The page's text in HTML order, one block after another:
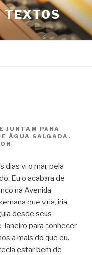
TEXTOS
JUNTAM PARA
ÁGUA SALGADA.
dias vi o mar, pela
Eu o acabara de
na Avenida
que viria, iria
desde seus
Janeiro para conhecer
a mais do que eu.
estar bem de